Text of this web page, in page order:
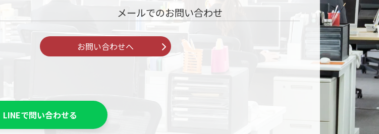
メールでのお問い合わせ
お問い合わせへ
LINEで問い合わせる